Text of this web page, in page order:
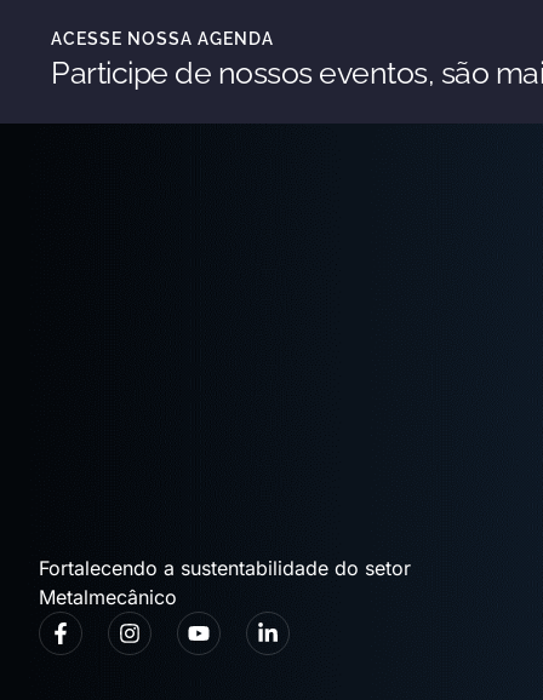
ACESSE NOSSA AGENDA
Participe de nossos eventos, são
Fortalecendo a sustentabilidade do setor
Metalmecânico